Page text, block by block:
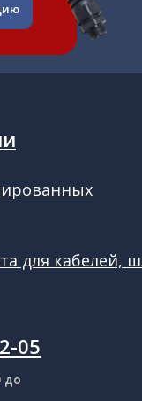
до
05
для кабелей,